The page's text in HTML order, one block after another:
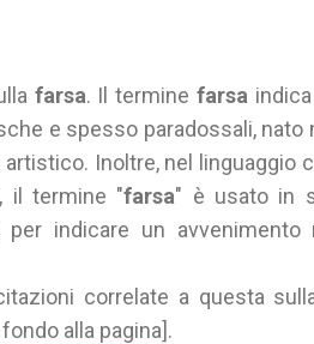
farsa. Il terminefarsa
e spesso paradossali, nato
Inoltre, nel linguaggio
il termine "farsa" è usato in
indicare un avvenimento
correlate a questa
alla pagina].